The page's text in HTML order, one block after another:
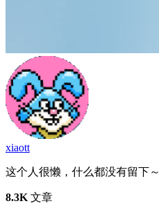
xiaott
这个人很懒，什么都没有留下～
8.3K 文章